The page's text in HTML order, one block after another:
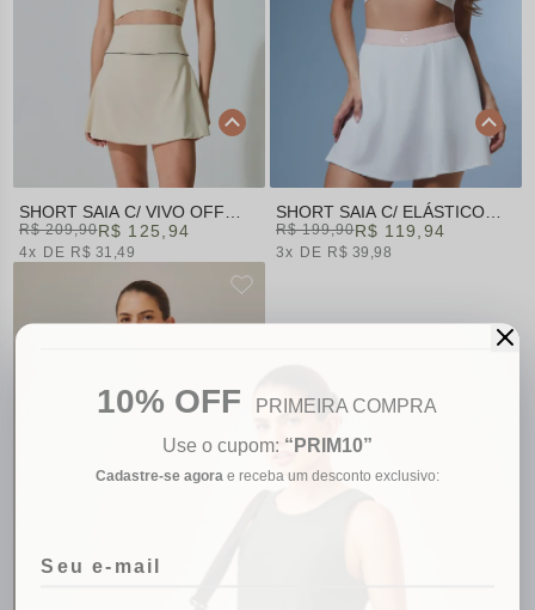
SHORT SAIA C/ VIVO OFF
WHITE | GAMANE IN PARIS
R$ 209,90R$ 125,94
4x R$ 31,49
SHORT SAIA C/ ELÁSTICO
BRANCO | KINECTICS
R$ 199,90R$ 119,94
3x R$ 39,98
10% OFF
PRIMEIRA COMPRA
Use o cupom: “PRIM10”
Cadastre-se agorae receba um desconto exclusivo: